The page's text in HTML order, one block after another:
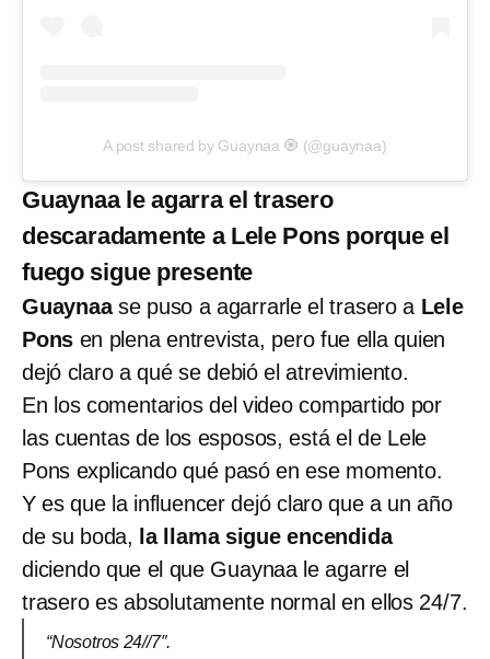
A post shared by Guaynaa 🧿 (@guaynaa)
Guaynaa le agarra el trasero
descaradamente a Lele Pons porque el
fuego sigue presente
Guaynaase puso a agarrarle el trasero a Lele
Pons en plena entrevista, pero fue ella quien
dejó claro a qué se debió el atrevimiento.
En los comentarios del video compartido por
las cuentas de los esposos, está el de Lele
Pons explicando qué pasó en ese momento.
Y es que la influencer dejó claro que a un año
de su boda, la llama sigue encendida
diciendo que el que Guaynaa le agarre el
trasero es absolutamente normal en ellos 24/7.
“Nosotros 24//7″.